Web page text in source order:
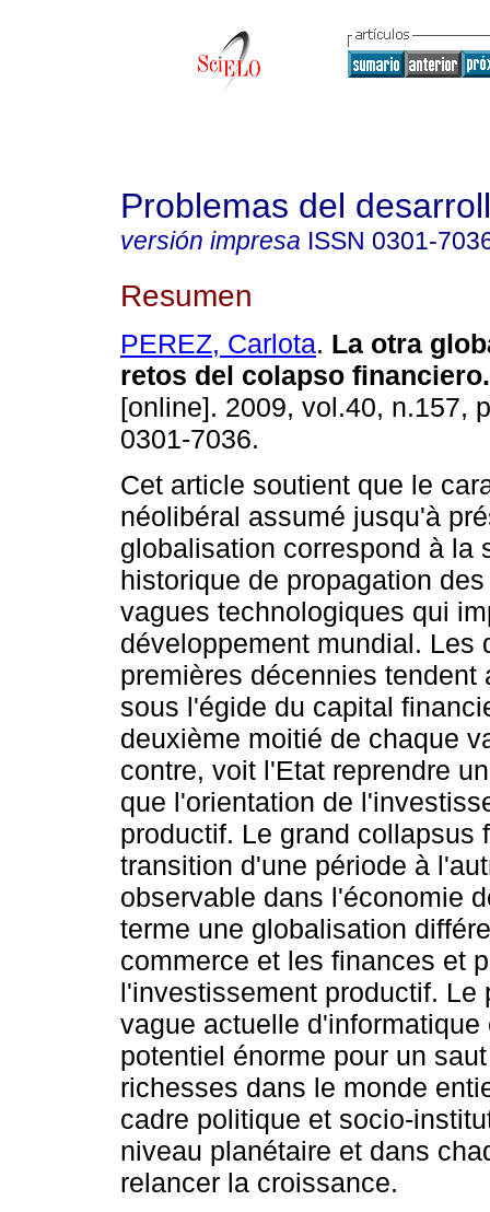
Problemas del
versión impresa ISSN 0301-
Resumen
PEREZ, Carlota. La otra
retos del colapso financiero.
[online]. 2009, vol.40, n.157,
0301-7036.
Cet article soutient que le
néolibéral assumé jusqu'à
globalisation correspond à la
historique de propagation
vagues technologiques qui
développement mundial. Les
premières décennies tendent
sous l'égide du capital
deuxième moitié de chaque
contre, voit l'Etat reprendre
que l'orientation de
productif. Le grand collapsus
transition d'une période à
observable dans l'économie
terme une globalisation
commerce et les finances et
l'investissement productif. Le
vague actuelle
potentiel énorme pour un
richesses dans le monde
cadre politique et socio-
niveau planétaire et dans
relancer la croissance.